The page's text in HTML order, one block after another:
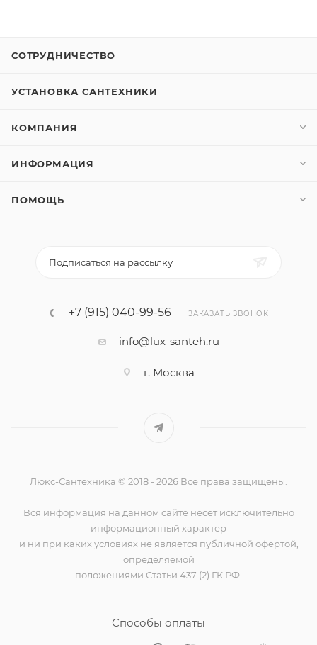
СОТРУДНИЧЕСТВО
УСТАНОВКА САНТЕХНИКИ
КОМПАНИЯ
ИНФОРМАЦИЯ
ПОМОЩЬ
Подписаться на рассылку
+7 (915) 040-99-56 ЗАКАЗАТЬ ЗВОНОК
info@lux-santeh.ru
г. Москва
Люкс-Сантехника © 2018 - 2026 Все права защищены.
Вся информация на данном сайте несёт исключительно
информационный характер
и ни при каких условиях не является публичной офертой,
определяемой
положениями Статьи 437 (2) ГК РФ.
Способы оплаты